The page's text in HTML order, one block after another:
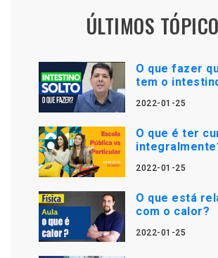
ÚLTIMOS
O que fazer
tem o
2022-01-25
O que é ter
2022-01-25
O que está
com o calor?
2022-01-25